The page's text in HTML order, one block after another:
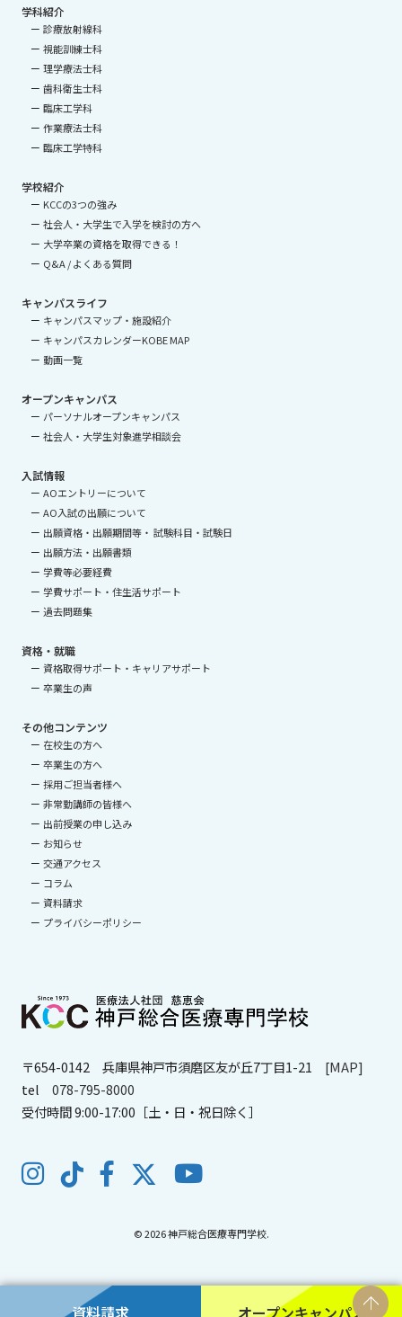
資料請求 オープンキャンパス
学科紹介
診療放射線科
視能訓練士科
理学療法士科
歯科衛生士科
臨床工学科
作業療法士科
臨床工学特科
学校紹介
KCCの3つの強み
社会人・大学生で入学を検討の方へ
大学卒業の資格を取得できる！
Q&A / よくある質問
キャンパスライフ
キャンパスマップ・施設紹介
キャンパスカレンダーKOBE MAP
動画一覧
オープンキャンパス
パーソナルオープンキャンパス
社会人・大学生対象進学相談会
入試情報
AOエントリーについて
AO入試の出願について
出願資格・出願期間等・ 試験科目・試験日
出願方法・出願書類
学費等必要経費
学費サポート・住生活サポート
過去問題集
資格・就職
資格取得サポート・キャリアサポート
卒業生の声
その他コンテンツ
在校生の方へ
卒業生の方へ
採用ご担当者様へ
非常勤講師の皆様へ
出前授業の申し込み
お知らせ
交通アクセス
コラム
資料請求
プライバシーポリシー
〒654-0142 兵庫県神戸市須磨区友が丘7丁目1-21
[MAP]
tel 078-795-8000
受付時間 9:00-17:00［土・日・祝日除く］
© 2026 神戸総合医療専門学校.